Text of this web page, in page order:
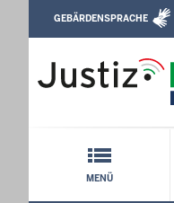
Arbeitsgericht
Direkt zum Inhalt
Leichte Sprache,
GEBÄRDENSPRACHE
MENÜ